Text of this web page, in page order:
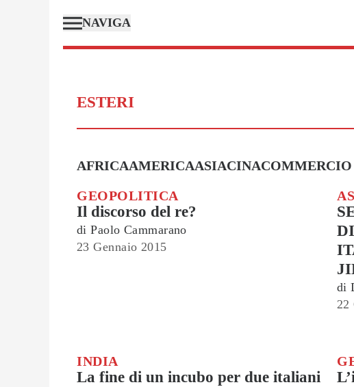
NAVIGA
ESTERI
AFRICAAMERICAASIACINA
GEOPOLITICA
Il discorso del re?
di Paolo Cammarano
23 Gennaio 2015
di
22
INDIA
La fine di un incubo per due italiani